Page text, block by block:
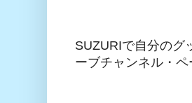
SUZURIで自分のグ
ーブチャンネル・